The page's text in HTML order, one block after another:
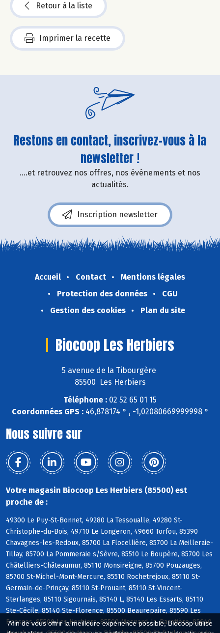
Afin de vous offrir la meilleure expérience possible, Biocoop utilise
Retour à la liste
Imprimer la recette
Restons en contact, inscrivez-vous à la
newsletter !
....et retrouvez nos offres, nos événements et nos
actualités.
Inscription newsletter
Accueil Contact
Mentions légales
Protection des données
CGU
Gestion des cookies
Plan du site
Biocoop Les Herbiers
5 avenue de la Tibourgère
85500 Les Herbiers
Téléphone : 02 52 65 01 15
Coordonnées GPS :46,878174 ° , -1,02080669999998 °
Nous suivre sur
Votre magasin Biocoop Les Herbiers (85500) est
proche de :
49300 Le Puy-St-Bonnet, 49280 La Tessoualle, 49280 St-
Christophe-du-Bois, 49710 Le Longeron, 49660 Torfou, 85390
Chavagnes-les-Redoux, 85700 La Flocellière, 85700 La Meilleraie-
Tillay, 85700 La Pommeraie s/Sèvre, 85510 Le Boupère, 85700 Les
Châtelliers-Châteaumur, 85110 Monsireigne, 85700 Pouzauges,
85700 St-Michel-Mont-Mercure, 85510 Rochetrejoux, 85110 St-
Germain-de-Prinçay, 85110 St-Prouant, 85110 St-Vincent-
Sterlanges, 85110 Sigournais, 85140 L, 85140 Les Essarts, 85110
Ste-Cécile, 85140 Ste-Florence, 85500 Beaurepaire, 85590 Les
Epesses, 85500 Les Herbiers, 85500 Mesnard-la-Barotière, 85640